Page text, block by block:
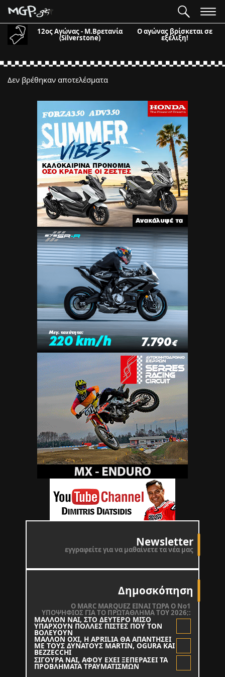
12ος Αγώνας - Μ.Βρετανία
(Silverstone)
Ο αγώνας βρίσκεται σε
εξέλιξη!
Newsletter
εγγραφείτε για να μαθαίνετε τα νέα μας
Δημοσκόπηση
O MARC MARQUEZ ΕΙΝΑΙ ΤΩΡΑ Ο Νο1
ΥΠΟΨΗΦΙΟΣ ΓΙΑ ΤΟ ΠΡΩΤΑΘΛΗΜΑ ΤΟΥ 2026;:
ΜΑΛΛΟΝ ΝΑΙ, ΣΤΟ ΔΕΥΤΕΡΟ ΜΙΣΟ
ΥΠΑΡΧΟΥΝ ΠΟΛΛΕΣ ΠΙΣΤΕΣ ΠΟΥ ΤΟΝ
ΒΟΛΕΥΟΥΝ
ΜΑΛΛΟΝ ΟΧΙ, Η APRILIA ΘΑ ΑΠΑΝΤΗΣΕΙ
ΜΕ ΤΟΥΣ ΔΥΝΑΤΟΥΣ MARTIN, OGURA KAI
BEZZECCHI
ΣΙΓΟΥΡΑ ΝΑΙ, ΑΦΟΥ ΕΧΕΙ ΞΕΠΕΡΑΣΕΙ ΤΑ
ΠΡΟΒΛΗΜΑΤΑ ΤΡΑΥΜΑΤΙΣΜΩΝ
Δεν βρέθηκαν αποτελέσματα